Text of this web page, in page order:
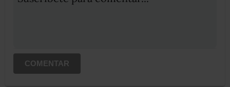
COMENTAR